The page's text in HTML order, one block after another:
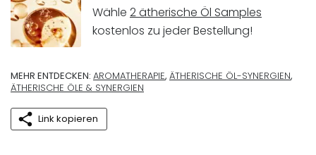
Wähle 2 ätherische Öl Samples
kostenlos zu jeder Bestellung!
MEHR ENTDECKEN: AROMATHERAPIE, ÄTHERISCHE ÖL-SYNERGIEN,
ÄTHERISCHE ÖLE & SYNERGIEN
Link kopieren